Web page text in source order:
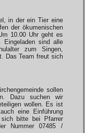
in der ein Tier eine
der ökumenischen
10.00 Uhr geht es
Eingeladen sind alle
zum Singen,
Das Team freut sich
sollen
Dazu suchen wir
wollen. Es ist
eine Einführung
bitte bei Pfarrer
Nummer 07485 /